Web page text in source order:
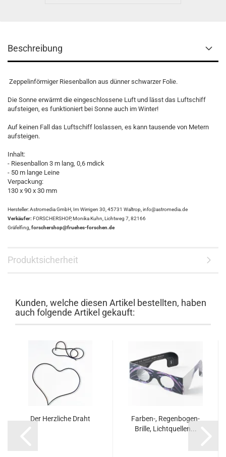
Beschreibung
Zeppelinförmiger Riesenballon aus dünner schwarzer Folie.
Die Sonne erwärmt die eingeschlossene Luft und lässt das Luftschiff
aufsteigen, es funktioniert bei Sonne auch im Winter!
Auf keinen Fall das Luftschiff loslassen, es kann tausende von Metern
aufsteigen.
Inhalt:
- Riesenballon 3 m lang, 0,6 mdick
- 50 m lange Leine
Verpackung:
130 x 90 x 30 mm
Hersteller: Astromedia GmbH, Im Wirrigen 30, 45731 Waltrop, info@astromedia.de
Verkäufer: FORSCHERSHOP, Monika Kuhn, Lichtweg 7, 82166
Gräfelfing, forschershop@fruehes-forschen.de
Produktsicherheit
Kunden, welche diesen Artikel bestellten, haben
auch folgende Artikel gekauft:
Der Herzliche Draht
Farben-, Regenbogen-
Brille, Lichtquellen...